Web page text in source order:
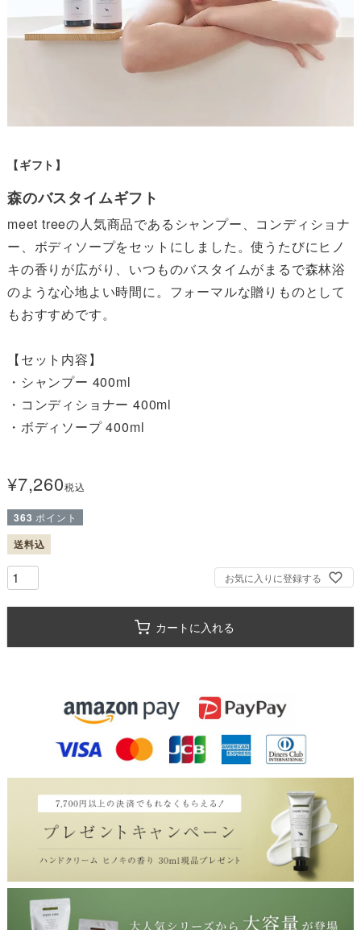
【ギフト】
森のバスタイムギフト
meet treeの人気商品であるシャンプー、コンディショナ
ー、ボディソープをセットにしました。使うたびにヒノ
キの香りが広がり、いつものバスタイムがまるで森林浴
のような心地よい時間に。フォーマルな贈りものとして
もおすすめです。
【セット内容】
・シャンプー 400ml
・コンディショナー 400ml
・ボディソープ 400ml
¥7,260税込
363 ポイント
送料込
お気に入りに登録する
カートに入れる